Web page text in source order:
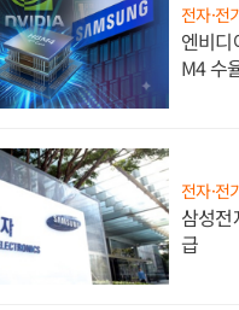
전자·전
엔비디
M4 수
전자·전
삼성전
급